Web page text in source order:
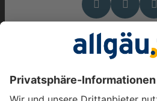
Das könnte Dich